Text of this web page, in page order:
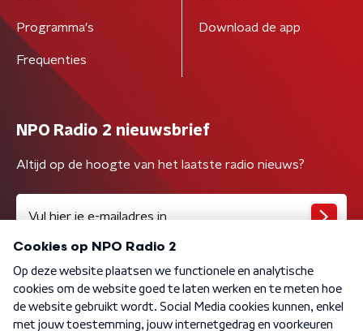
Programma's
Frequenties
Download de app
NPO Radio 2 nieuwsbrief
Altijd op de hoogte van het laatste radio nieuws?
Algemene voorwaarden